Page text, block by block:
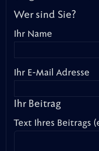
Wer sind Sie?
Ihr Name
Ihr E-Mail Adresse
Ihr Beitrag